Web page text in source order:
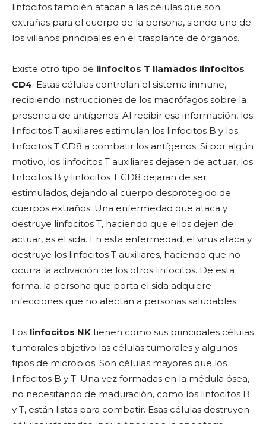
linfocitos también atacan a las células que son
extrañas para el cuerpo de la persona, siendo uno de
los villanos principales en el trasplante de órganos.
Existe otro tipo de linfocitos T llamados linfocitos
CD4. Estas células controlan el sistema inmune,
recibiendo instrucciones de los macrófagos sobre la
presencia de antígenos. Al recibir esa información, los
linfocitos T auxiliares estimulan los linfocitos B y los
linfocitos T CD8 a combatir los antígenos. Si por algún
motivo, los linfocitos T auxiliares dejasen de actuar, los
linfocitos B y linfocitos T CD8 dejaran de ser
estimulados, dejando al cuerpo desprotegido de
cuerpos extraños. Una enfermedad que ataca y
destruye linfocitos T, haciendo que ellos dejen de
actuar, es el sida. En esta enfermedad, el virus ataca y
destruye los linfocitos T auxiliares, haciendo que no
ocurra la activación de los otros linfocitos. De esta
forma, la persona que porta el sida adquiere
infecciones que no afectan a personas saludables.
Los linfocitos NK tienen como sus principales células
tumorales objetivo las células tumorales y algunos
tipos de microbios. Son células mayores que los
linfocitos B y T. Una vez formadas en la médula ósea,
no necesitando de maduración, como los linfocitos B
y T, están listas para combatir. Esas células destruyen